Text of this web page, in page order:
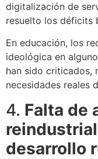
digitalización de
resuelto los déficits
En educación, los
ideológica en
han sido criticados,
necesidades reales
4. Falta de
desarrollo